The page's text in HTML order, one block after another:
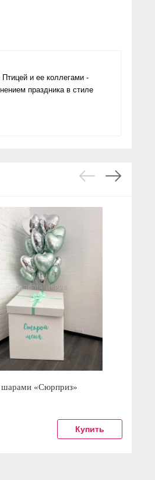
и ее коллегами -
праздника в стиле
шарами «Сюрприз»